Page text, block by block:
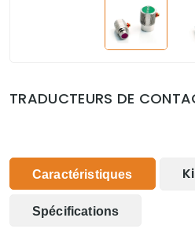
TRADUCTEURS DE
Caractéristiques
Spécifications